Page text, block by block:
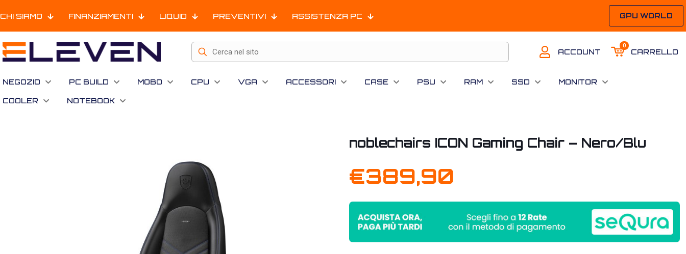
CHI SIAMO FINANZIAMENTI LIQUID PREVENTIVI ASSISTENZA PC GPU WORLD
ACCOUNT
0
CARRELLO
NEGOZIO PC BUILD MOBO CPU VGA ACCESSORI CASE PSU RAM SSD MONITOR
COOLER NOTEBOOK
noblechairs ICON Gaming Chair – Nero/Blu
€389,90